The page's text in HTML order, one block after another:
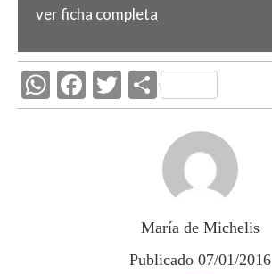
ver ficha completa
W
h
F
ac
T
w
C
o
m
p
ar
ti
r
María de Michelis
Publicado 07/01/2016